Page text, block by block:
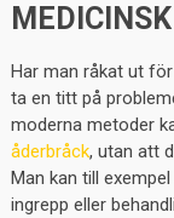
Har man råkat ut
ta en titt på
moderna metoder
åderbråck, utan att
Man kan till
ingrepp eller